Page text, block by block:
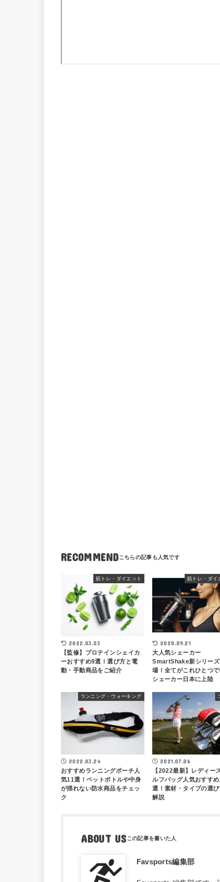
RECOMMEND
筋トレ・ダイエット
2022.03.03
【監修】プロテインシェイカ
ーおすすめ9選！選び方と電
動・手動商品をご紹介
筋トレ・ダイ
2020.09.21
大人気シェーカー
SmartShake新シリー
場！全てがこれひとつ
シェーカー日本に上陸
ランニング・ウォーキング
2022.03.24
おすすめランニングポーチ人
気11選！ペットボトルや中身
が揺れない防水商品をチェッ
ク
2021.07.06
【2022最新】レディー
ルフバッグ人気おすす
選！素材・タイプの選
解説
ABOUT US
Favsports編集部